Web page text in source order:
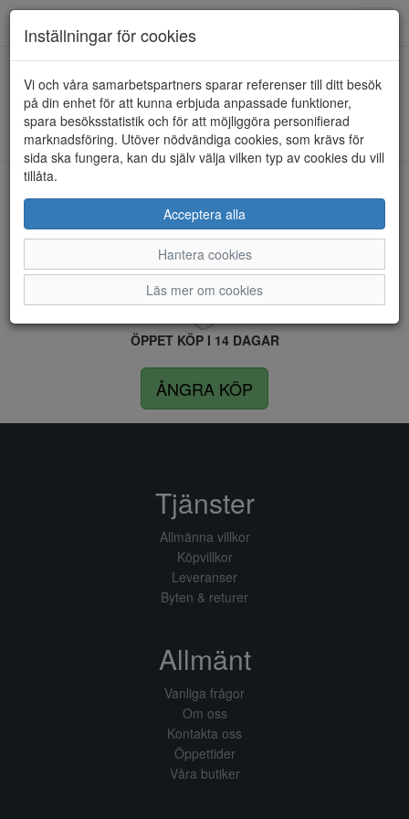
HEM ULRIKA DESIGN
Kunde inte hitta några artiklar...
LEVERANS INOM 4 DAGAR INOM SVERIGE
FRI FRAKT VID KÖP ÖVER 1.500 KR
ÖPPET KÖP I 14 DAGAR
ÅNGRA KÖP
Inställningar för cookies
Vi och våra samarbetspartners sparar referenser till ditt besök
på din enhet för att kunna erbjuda anpassade funktioner,
spara besöksstatistik och för att möjliggöra personifierad
marknadsföring. Utöver nödvändiga cookies, som krävs för
sida ska fungera, kan du själv välja vilken typ av cookies du vill
tillåta.
Acceptera alla
Hantera cookies
Läs mer om cookies
Tjänster
Allmänna villkor
Köpvillkor
Leveranser
Byten & returer
Allmänt
Vanliga frågor
Om oss
Kontakta oss
Öppettider
Våra butiker